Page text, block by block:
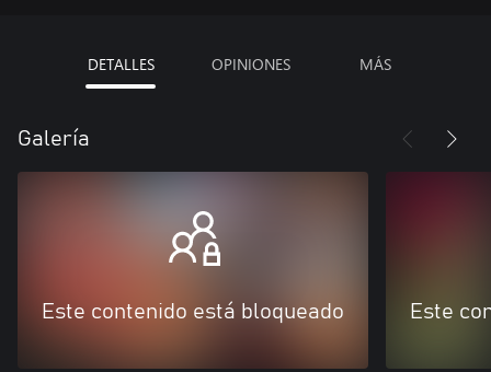
DETALLES OPINIONES MÁS
Galería
Este contenido está bloqueado Este